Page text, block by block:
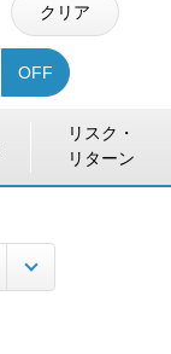
クリア
OFF
リスク・
リターン